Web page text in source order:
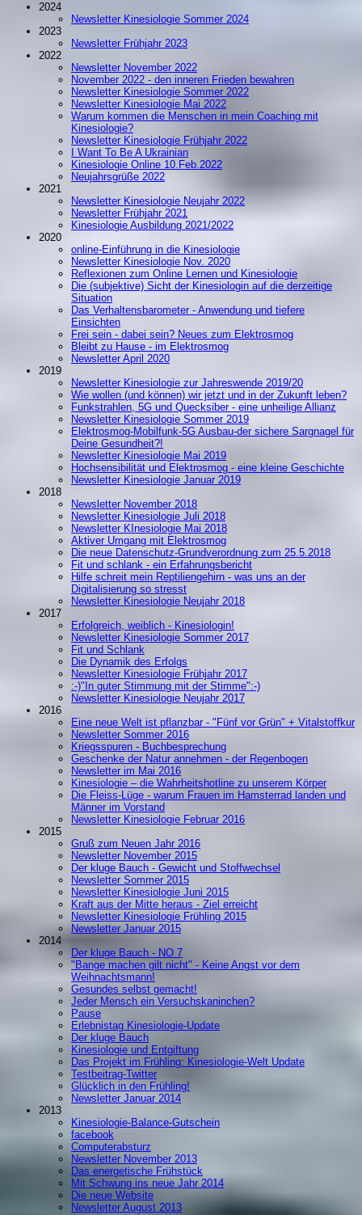
2024
Newsletter Kinesiologie Sommer 2024
2023
Newsletter Frühjahr 2023
2022
Newsletter November 2022
November 2022 - den inneren Frieden bewahren
Newsletter Kinesiologie Sommer 2022
Newsletter Kinesiologie Mai 2022
Warum kommen die Menschen in mein Coaching mit
Kinesiologie?
Newsletter Kinesiologie Frühjahr 2022
I Want To Be A Ukrainian
Kinesiologie Online 10.Feb.2022
Neujahrsgrüße 2022
2021
Newsletter Kinesiologie Neujahr 2022
Newsletter Frühjahr 2021
Kinesiologie Ausbildung 2021/2022
2020
online-Einführung in die Kinesiologie
Newsletter Kinesiologie Nov. 2020
Reflexionen zum Online Lernen und Kinesiologie
Die (subjektive) Sicht der Kinesiologin auf die derzeitige
Situation
Das Verhaltensbarometer - Anwendung und tiefere
Einsichten
Frei sein - dabei sein? Neues zum Elektrosmog
Bleibt zu Hause - im Elektrosmog
Newsletter April 2020
2019
Newsletter Kinesiologie zur Jahreswende 2019/20
Wie wollen (und können) wir jetzt und in der Zukunft leben?
Funkstrahlen, 5G und Quecksiber - eine unheilige Allianz
Newsletter Kinesiologie Sommer 2019
Elektrosmog-Mobilfunk-5G Ausbau-der sichere Sargnagel für
Deine Gesundheit?!
Newsletter Kinesiologie Mai 2019
Hochsensibilität und Elektrosmog - eine kleine Geschichte
Newsletter Kinesiologie Januar 2019
2018
Newsletter November 2018
Newsletter Kinesiologie Juli 2018
Newsletter KInesiologie Mai 2018
Aktiver Umgang mit Elektrosmog
Die neue Datenschutz-Grundverordnung zum 25.5.2018
Fit und schlank - ein Erfahrungsbericht
Hilfe schreit mein Reptiliengehirn - was uns an der
Digitalisierung so stresst
Newsletter Kinesiologie Neujahr 2018
2017
Erfolgreich, weiblich - Kinesiologin!
Newsletter Kinesiologie Sommer 2017
Fit und Schlank
Die Dynamik des Erfolgs
Newsletter Kinesiologie Frühjahr 2017
:-)"In guter Stimmung mit der Stimme":-)
Newsletter Kinesiologie Neujahr 2017
2016
Eine neue Welt ist pflanzbar - "Fünf vor Grün" + Vitalstoffkur
Newsletter Sommer 2016
Kriegsspuren - Buchbesprechung
Geschenke der Natur annehmen - der Regenbogen
Newsletter im Mai 2016
Kinesiologie – die Wahrheitshotline zu unserem Körper
Die Fleiss-Lüge - warum Frauen im Hamsterrad landen und
Männer im Vorstand
Newsletter Kinesiologie Februar 2016
2015
Gruß zum Neuen Jahr 2016
Newsletter November 2015
Der kluge Bauch - Gewicht und Stoffwechsel
Newsletter Sommer 2015
Newsletter Kinesiologie Juni 2015
Kraft aus der Mitte heraus - Ziel erreicht
Newsletter Kinesiologie Frühling 2015
Newsletter Januar 2015
2014
Der kluge Bauch - NO 7
"Bange machen gilt nicht" - Keine Angst vor dem
Weihnachtsmann!
Gesundes selbst gemacht!
Jeder Mensch ein Versuchskaninchen?
Pause
Erlebnistag Kinesiologie-Update
Der kluge Bauch
Kinesiologie und Entgiftung
Das Projekt im Frühling: Kinesiologie-Welt Update
Testbeitrag-Twitter
Glücklich in den Frühling!
Newsletter Januar 2014
2013
Kinesiologie-Balance-Gutschein
facebook
Computerabsturz
Newsletter November 2013
Das energetische Frühstück
Mit Schwung ins neue Jahr 2014
Die neue Website
Newsletter August 2013